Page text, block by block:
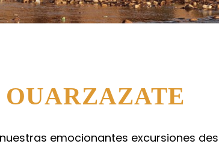
OUARZAZATE
emocionantes excursiones